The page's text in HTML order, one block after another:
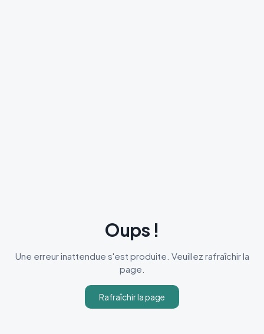
Oups !
Une erreur inattendue s'est produite. Veuillez rafraîchir la
page.
Rafraîchir la page